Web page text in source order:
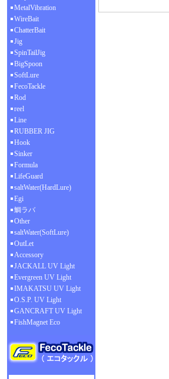
MetalVibration
WireBait
ChatterBait
Jig
SpinTailJig
BigSpoon
SoftLure
FecoTackle
Rod
reel
Line
RUBBER JIG
Hook
Sinker
Formula
LifeGuard
saltWater(HardLure)
Egi
鯛ラバ
Other
saltWater(SoftLure)
OutLet
Accessory
JACKALL UV Light
Evergreen UV Light
IMAKATSU UV Light
O.S.P. UV Light
GANCRAFT UV Light
FishMagnet Eco